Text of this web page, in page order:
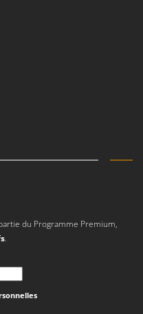
du Programme Premium,
.